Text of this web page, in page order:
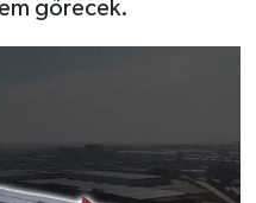
görecek.